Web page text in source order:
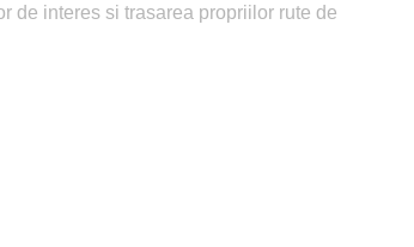
de interes si trasarea propriilor rute de